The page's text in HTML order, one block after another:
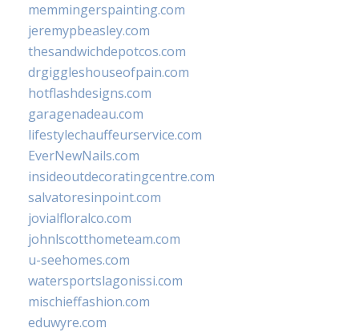
memmingerspainting.com
jeremypbeasley.com
thesandwichdepotcos.com
drgiggleshouseofpain.com
hotflashdesigns.com
garagenadeau.com
lifestylechauffeurservice.com
EverNewNails.com
insideoutdecoratingcentre.com
salvatoresinpoint.com
jovialfloralco.com
johnlscotthometeam.com
u-seehomes.com
watersportslagonissi.com
mischieffashion.com
eduwyre.com